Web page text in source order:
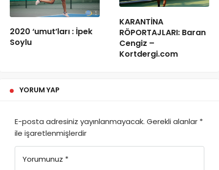
2020 ‘umut’ları : İpek
Soylu
KARANTİNA
RÖPORTAJLARI: Baran
Cengiz –
Kortdergi.com
YORUM YAP
E-posta adresiniz yayınlanmayacak. Gerekli alanlar *
ile işaretlenmişlerdir
Yorumunuz *